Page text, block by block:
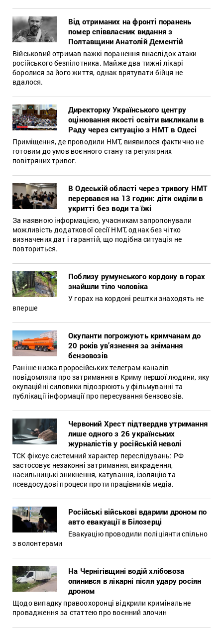
Від отриманих на фронті поранень
помер співвласник видання з
Полтавщини Анатолій Дементій
Військовий отримав важкі поранення внаслідок атаки
російського безпілотника. Майже два тижні лікарі
боролися за його життя, однак врятувати бійця не
вдалося.
Директорку Українського центру
оцінювання якості освіти викликали в
Раду через ситуацію з НМТ в Одесі
Приміщення, де проводили НМТ, виявилося фактично не
готовим до умов воєнного стану та регулярних
повітряних тривог.
В Одеській області через тривогу НМТ
перервався на 13 годин: діти сиділи в
укритті без води та їжі
За наявною інформацією, учасникам запропонували
можливість додаткової сесії НМТ, однак без чітко
визначених дат і гарантій, що подібна ситуація не
повториться.
Поблизу румунського кордону в горах
знайшли тіло чоловіка
У горах на кордоні рештки знаходять не
вперше
Окупанти погрожують кримчанам до
20 років ув’язнення за знімання
бензовозів
Раніше низка проросійських телеграм-каналів
повідомляла про затримання в Криму першої людини, яку
окупаційні силовики підозрюють у фільмуванні та
публікації інформації про пересування бензовозів.
Червоний Хрест підтвердив утримання
лише одного з 26 українських
журналістів у російській неволі
ТСК фіксує системний характер переслідувань: РФ
застосовує незаконні затримання, викрадення,
насильницькі зникнення, катування, ізоляцію та
псевдосудові процеси проти працівників медіа.
Російські військові вдарили дроном по
авто евакуації в Білозерці
Евакуацію проводили поліціянти спільно
з волонтерами
На Чернігівщині водій хлібовоза
опинився в лікарні після удару росіян
дроном
Щодо випадку правоохоронці відкрили кримінальне
провадження за статтею про воєнний злочин